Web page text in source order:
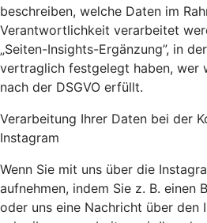
beschreiben, welche Daten im
Verantwortlichkeit verarbeitet
„Seiten-Insights-Ergänzung”, in
vertraglich festgelegt haben, wer
nach der DSGVO erfüllt.
Verarbeitung Ihrer Daten bei der
Instagram
Wenn Sie mit uns über die
aufnehmen, indem Sie z. B. einen
oder uns eine Nachricht über den